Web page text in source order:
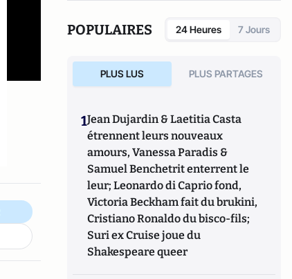
POPULAIRES 24 Heures 7 Jours
PLUS LUS PLUS PARTAGES
1Jean Dujardin & Laetitia Casta
étrennent leurs nouveaux
amours, Vanessa Paradis &
Samuel Benchetrit enterrent le
leur; Leonardo di Caprio fond,
Victoria Beckham fait du brukini,
Cristiano Ronaldo du bisco-fils;
Suri ex Cruise joue du
Shakespeare queer